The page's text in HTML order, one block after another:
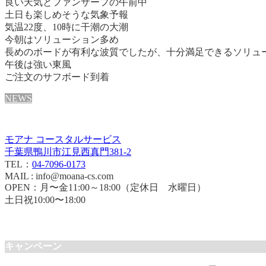
土日も楽しめそうな気象予報
気温22度、10時に干潮の大潮
今朝はソリューション多め
長めのボードが有利な波質でしたが、十分満足できるソリュ
午後は強い東風
ご注文のサフボード到着
NEWS
モアナ コースタルサービス
千葉県鴨川市江見西真門381-2
TEL： 04-7096-0173
MAIL : info@moana-cs.com
OPEN：月〜金11:00～18:00（定休日 水曜日）
土日祝10:00〜18:00
キャンペーン